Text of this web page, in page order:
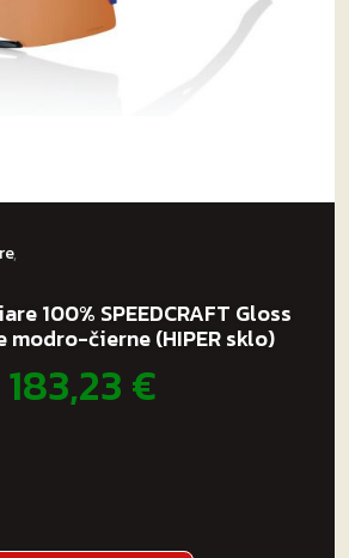
,
100% SPEEDCRAFT Gloss
modro-čierne (HIPER sklo)
183,23€